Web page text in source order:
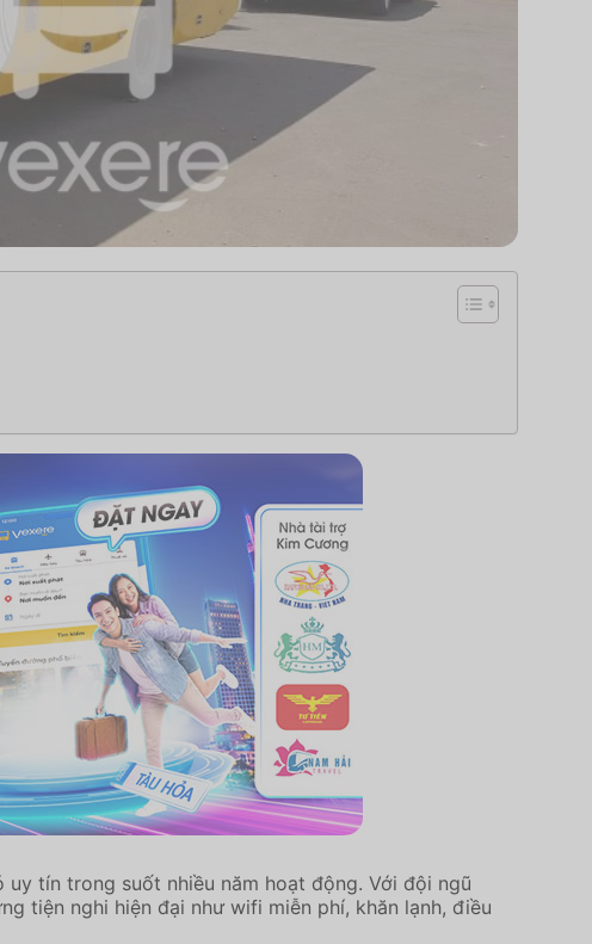
uy tín trong suốt nhiều năm hoạt động. Với đội ngũ
tiện nghi hiện đại như wifi miễn phí, khăn lạnh, điều